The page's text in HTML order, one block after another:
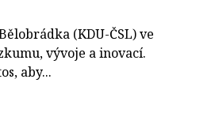
(KDU-ČSL) ve
vývoje a inovací.
aby...